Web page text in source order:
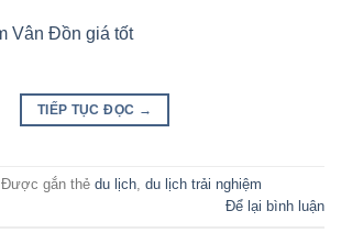
TIẾP TỤC ĐỌC →
Được gắn thẻ du lịch, du lịch trải nghiệm
Để lại bình luận